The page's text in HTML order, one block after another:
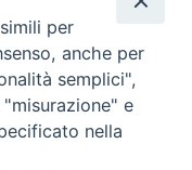
per
anche per
semplici",
e
nella